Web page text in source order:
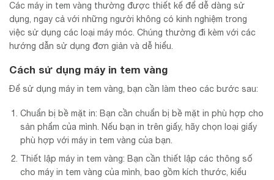
Các máy in tem vàng thường được thiết kế để dễ dàng sử
dụng, ngay cả với những người không có kinh nghiệm trong
việc sử dụng các loại máy móc. Chúng thường đi kèm với các
hướng dẫn sử dụng đơn giản và dễ hiểu.
Cách sử dụng máy in tem vàng
Để sử dụng máy in tem vàng, bạn cần làm theo các bước sau:
Chuẩn bị bề mặt in: Bạn cần chuẩn bị bề mặt in phù hợp cho
sản phẩm của mình. Nếu bạn in trên giấy, hãy chọn loại giấy
phù hợp với máy in tem vàng của bạn.
Thiết lập máy in tem vàng: Bạn cần thiết lập các thông số
cho máy in tem vàng của mình, bao gồm kích thước, kiểu